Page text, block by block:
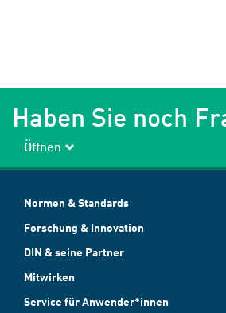
Haben Sie noch
Öffnen
Normen & Standards
Forschung & Innovation
DIN & seine Partner
Mitwirken
Service für Anwender*innen